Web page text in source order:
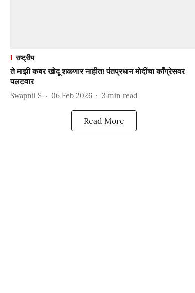
राष्ट्रीय
ते माझी कबर खोदू शकणार नाहीत! पंतप्रधान मोदींचा काँग्रेसवर
पलटवार
Swapnil S 06 Feb 2026 3 min read
Read More